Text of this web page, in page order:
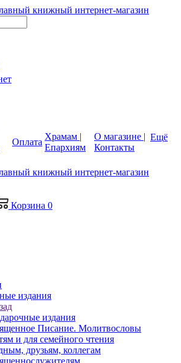
Оплата
Храмам |
Епархиям
О магазине |
Контакты
Ещё
Корзина 0
издания
издания
Писание. Молитвословы
и для семейного чтения
друзьям, коллегам